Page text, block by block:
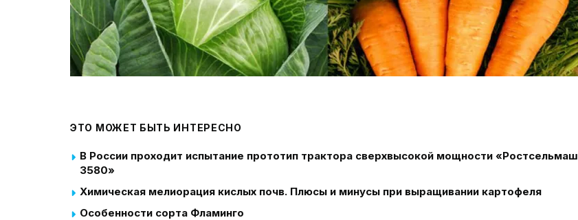
ЭТО МОЖЕТ БЫТЬ ИНТЕРЕСНО
В России проходит испытание прототип трактора сверхвысокой мощности «Ростсельмаш
3580»
Химическая мелиорация кислых почв. Плюсы и минусы при выращивании картофеля
Особенности сорта Фламинго